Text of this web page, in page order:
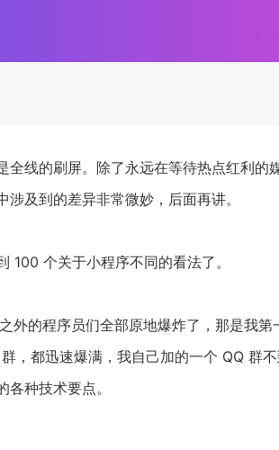
线的刷屏。除了永远在等待热点红利的
涉及到的差异非常微妙，后面再讲。
100 个关于小程序不同的看法了。
外的程序员们全部原地爆炸了，那是我第
，都迅速爆满，我自己加的一个 QQ 群不
种技术要点。